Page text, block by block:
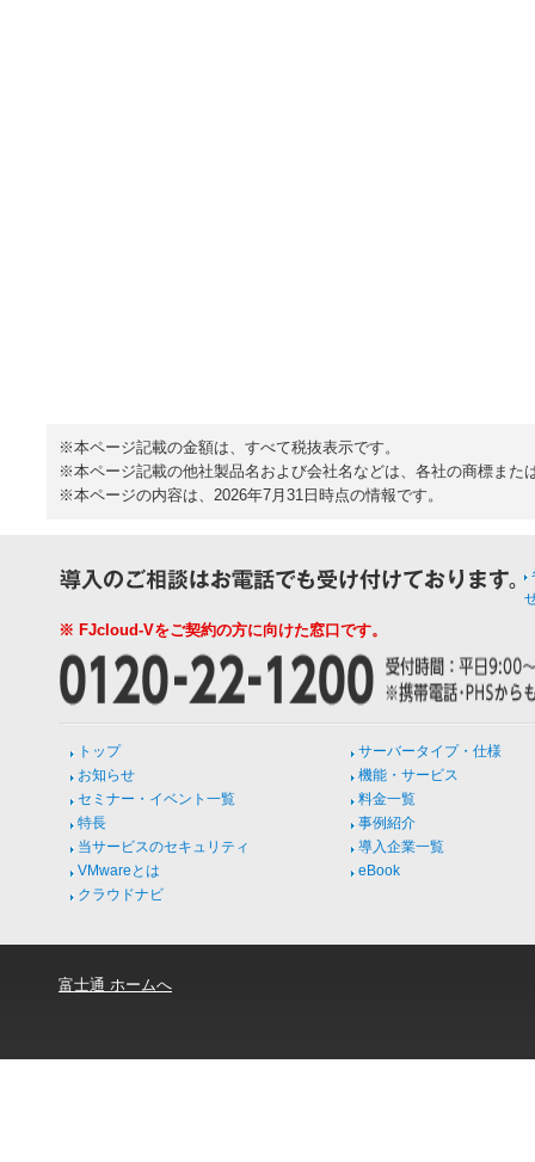
※本ページ記載の金額は、すべて税抜表示です。
※本ページ記載の他社製品名および会社名などは、各社の商標また
※本ページの内容は、2026年7月31日時点の情報です。
※ FJcloud-Vをご契約の方に向けた窓口です。
トップ
お知らせ
セミナー・イベント一覧
特長
当サービスのセキュリティ
VMwareとは
クラウドナビ
サーバータイプ・仕様
機能・サービス
料金一覧
事例紹介
導入企業一覧
eBook
富士通 ホームへ